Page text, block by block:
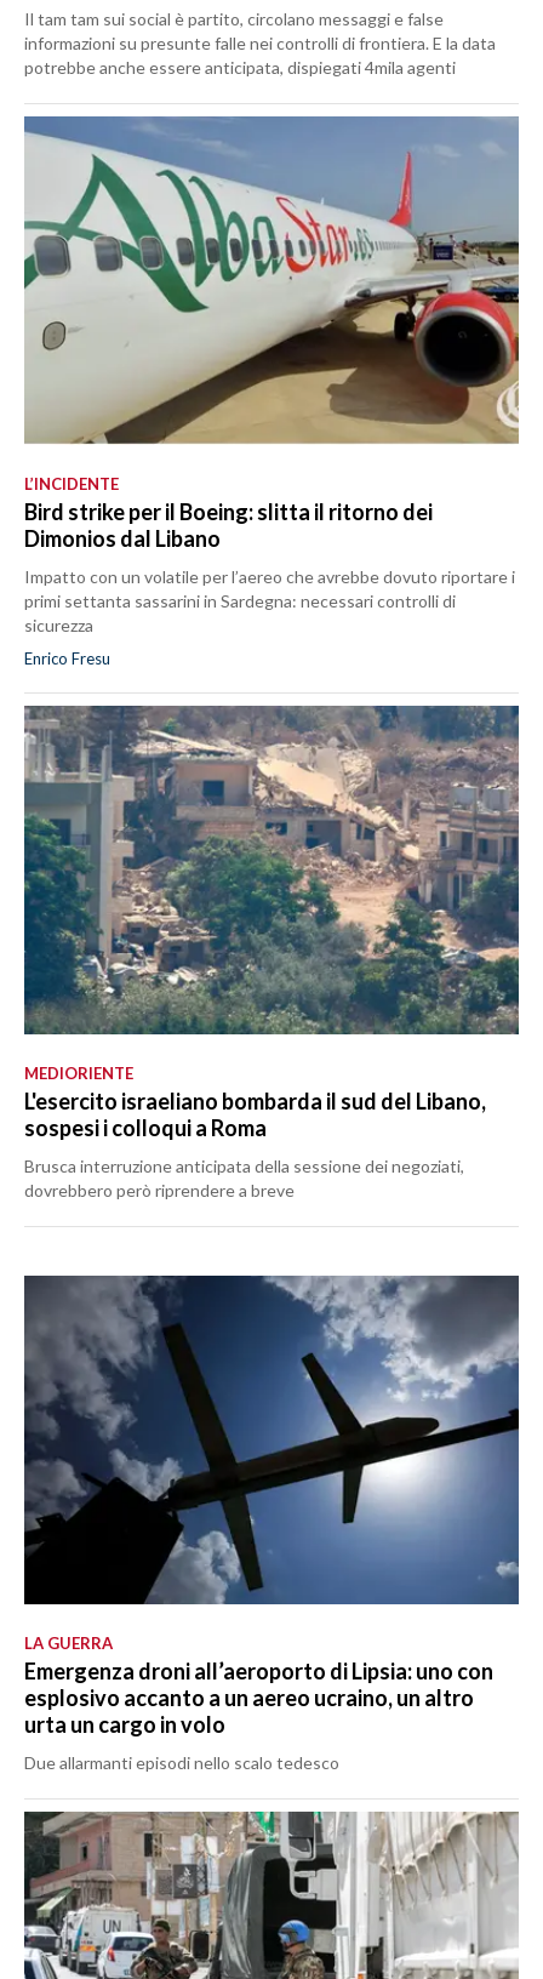
Il tam tam sui social è partito, circolano messaggi e false
informazioni su presunte falle nei controlli di frontiera. E la data
potrebbe anche essere anticipata, dispiegati 4mila agenti
L’INCIDENTE
Bird strike per il Boeing: slitta il ritorno dei
Dimonios dal Libano
Impatto con un volatile per l’aereo che avrebbe dovuto riportare i
primi settanta sassarini in Sardegna: necessari controlli di
sicurezza
Enrico Fresu
MEDIORIENTE
L'esercito israeliano bombarda il sud del Libano,
sospesi i colloqui a Roma
Brusca interruzione anticipata della sessione dei negoziati,
dovrebbero però riprendere a breve
LA GUERRA
Emergenza droni all’aeroporto di Lipsia: uno con
esplosivo accanto a un aereo ucraino, un altro
urta un cargo in volo
Due allarmanti episodi nello scalo tedesco